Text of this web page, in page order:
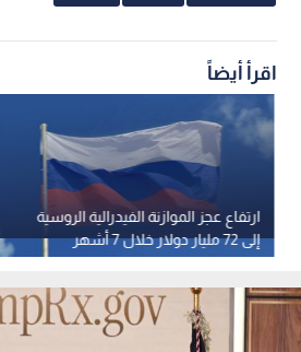
اقرأ أيضاً
ارتفاع عجز الموازنة الفيدرالية الروسية
إلى 72 مليار دولار خلال 7 أشهر